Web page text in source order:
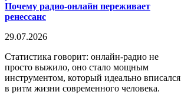
Почему радио-онлайн переживает
ренессанс
29.07.2026
Статистика говорит: онлайн-радио не
просто выжило, оно стало мощным
инструментом, который идеально вписался
в ритм жизни современного человека.